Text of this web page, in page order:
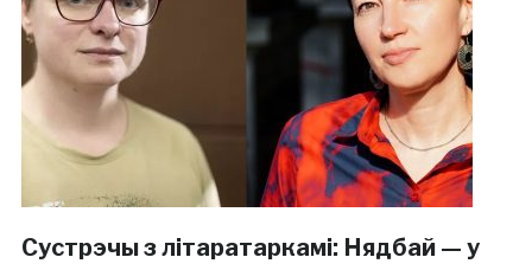
Сустрэчы з літаратаркамі: Нядбай — у